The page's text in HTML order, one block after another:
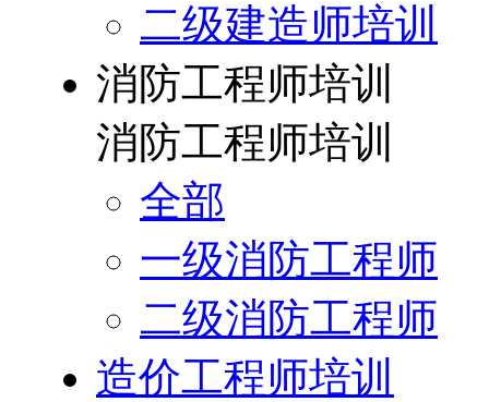
二级建造师培训
消防工程师培训
消防工程师培训
全部
一级消防工程师
二级消防工程师
造价工程师培训